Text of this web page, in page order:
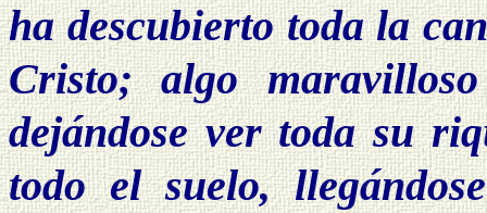
ha descubierto toda la
Cristo; algo
dejándose ver toda su
todo el suelo,